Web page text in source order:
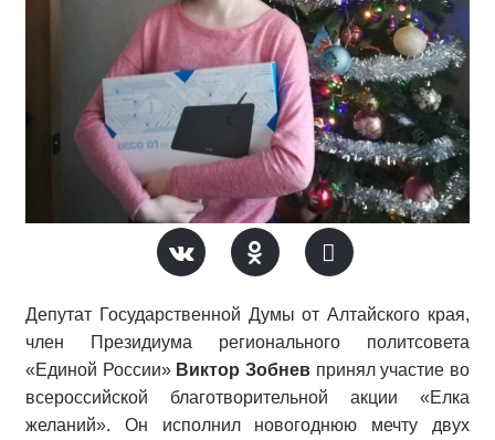
Депутат Государственной Думы от Алтайского края,
член Президиума регионального политсовета
«Единой России» Виктор Зобнев принял участие во
всероссийской благотворительной акции «Елка
желаний». Он исполнил новогоднюю мечту двух